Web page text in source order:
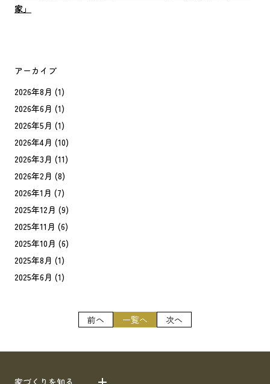
アーカイブ
2026年8月 (1)
2026年6月 (1)
2026年5月 (1)
2026年4月 (10)
2026年3月 (11)
2026年2月 (8)
2026年1月 (7)
2025年12月 (9)
2025年11月 (6)
2025年10月 (6)
2025年8月 (1)
2025年6月 (1)
家」
前へ 一覧へ 次へ